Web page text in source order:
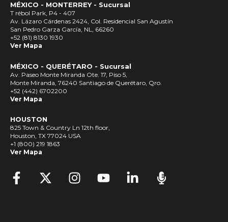
MÉXICO - MONTERREY - Sucursal
T rébol Park, P4 - 407
Av. Lázaro Cárdenas 2424, Col. Residencial San Agustín
San Pedro Garza García, NL, 66260
+52 (81) 8130 1930
Ver Mapa
MÉXICO - QUERÉTARO - Sucursal
Av. Paseo Monte Miranda Ote. 17, Piso 5,
Monte Miranda, 76240 Santiago de Querétaro, Qro.
+52 (442) 6702200
Ver Mapa
HOUSTON
825 Town & Country Ln 12th floor,
Houston, TX 77024 USA
+1 (800) 219 1863
Ver Mapa